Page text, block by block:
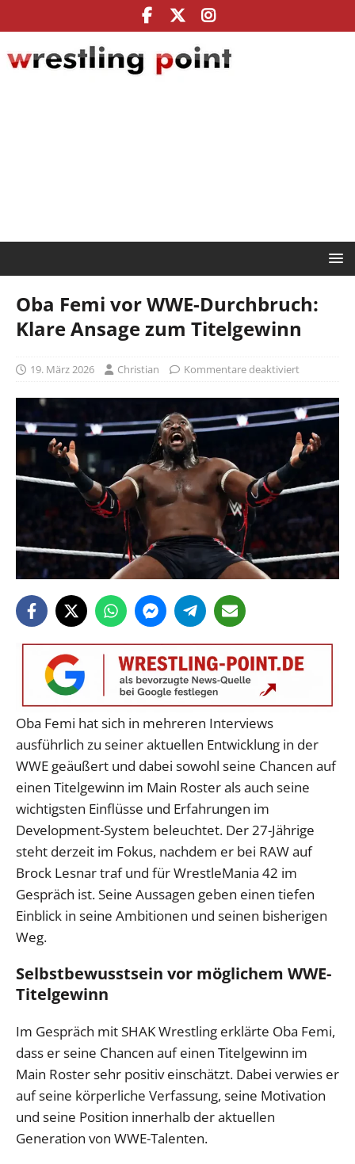
Oba Femi vor WWE-Durchbruch:
Klare Ansage zum Titelgewinn
19. März 2026 Christian Kommentare deaktiviert
Oba Femi hat sich in mehreren Interviews
ausführlich zu seiner aktuellen Entwicklung in der
WWE geäußert und dabei sowohl seine Chancen auf
einen Titelgewinn im Main Roster als auch seine
wichtigsten Einflüsse und Erfahrungen im
Development-System beleuchtet. Der 27-Jährige
steht derzeit im Fokus, nachdem er bei RAW auf
Brock Lesnar traf und für WrestleMania 42 im
Gespräch ist. Seine Aussagen geben einen tiefen
Einblick in seine Ambitionen und seinen bisherigen
Weg.
Selbstbewusstsein vor möglichem WWE-
Titelgewinn
Im Gespräch mit SHAK Wrestling erklärte Oba Femi,
dass er seine Chancen auf einen Titelgewinn im
Main Roster sehr positiv einschätzt. Dabei verwies er
auf seine körperliche Verfassung, seine Motivation
und seine Position innerhalb der aktuellen
Generation von WWE-Talenten.